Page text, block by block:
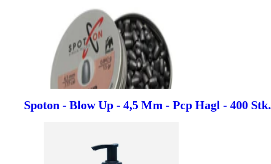
Spoton - Blow Up - 4,5 Mm - Pcp Hagl - 400 Stk.